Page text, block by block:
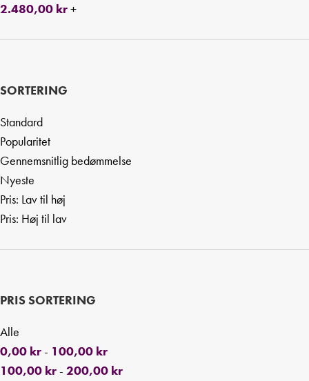
2.480,00 kr+
SORTERING
Standard
Popularitet
Gennemsnitlig bedømmelse
Nyeste
Pris: Lav til høj
Pris: Høj til lav
PRIS SORTERING
Alle
0,00 kr- 100,00 kr
100,00 kr- 200,00 kr